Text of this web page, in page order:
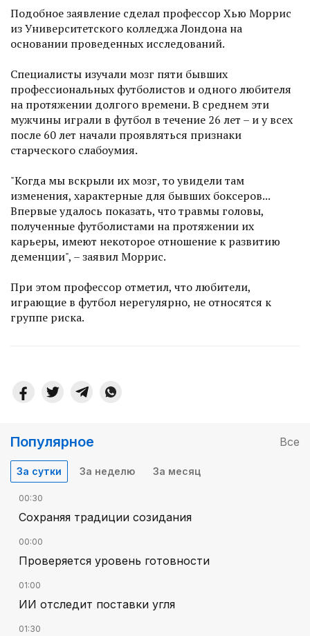
Подобное заявление сделал профессор Хью Моррис
из Университетского колледжа Лондона на
основании проведенных исследований.
Специалисты изучали мозг пяти бывших
профессиональных футболистов и одного любителя
на протяжении долгого времени. В среднем эти
мужчины играли в футбол в течение 26 лет – и у всех
после 60 лет начали проявляться признаки
старческого слабоумия.
"Когда мы вскрыли их мозг, то увидели там
изменения, характерные для бывших боксеров...
Впервые удалось показать, что травмы головы,
полученные футболистами на протяжении их
карьеры, имеют некоторое отношение к развитию
деменции", – заявил Моррис.
При этом профессор отметил, что любители,
играющие в футбол нерегулярно, не относятся к
группе риска.
Популярное Все
За сутки За неделю За месяц
00:30
Сохраняя традиции созидания
00:00
Проверяется уровень готовности
01:00
ИИ отследит поставки угля
01:30